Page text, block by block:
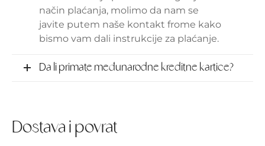
način plaćanja, molimo da nam se
javite putem naše kontakt frome kako
bismo vam dali instrukcije za plaćanje.
Da li primate međunarodne kreditne kartice?
Dostava i povrat